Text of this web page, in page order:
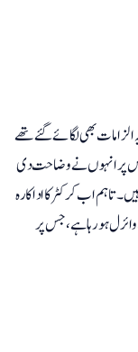
بھی لگائے گئے تھے
جس پر انہوں نے وضاحت دی
تاہم اب کرکٹر کا اداکارہ
ہو رہا ہے، جس پر